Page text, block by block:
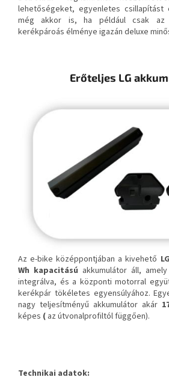
lehetőségeket, egyenletes
még akkor is, ha például csak az
kerékpároás élménye igazán deluxe
Erőteljes LG
Az e-bike középpontjában a kivehető
Wh kapacitású akkumulátor áll,
integrálva, és a központi motorral
kerékpár tökéletes egyensúlyához.
nagy teljesítményű akkumulátor akár
képes ( az útvonalprofiltól függően).
Technikai adatok: